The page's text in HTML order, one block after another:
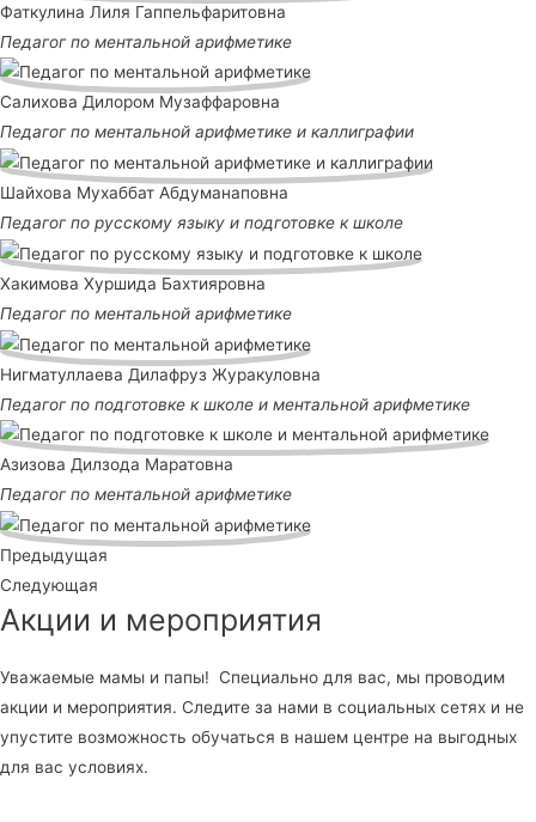
Фаткулина Лиля Гаппельфаритовна
Педагог по ментальной арифметике
Салихова Дилором Музаффаровна
Педагог по ментальной арифметике и каллиграфии
Шайхова Мухаббат Абдуманаповна
Педагог по русскому языку и подготовке к школе
Хакимова Хуршида Бахтияровна
Педагог по ментальной арифметике
Нигматуллаева Дилафруз Журакуловна
Педагог по подготовке к школе и ментальной арифметике
Азизова Дилзода Маратовна
Педагог по ментальной арифметике
Предыдущая
Следующая
Акции и мероприятия
Уважаемые мамы и папы! Специально для вас, мы проводим
акции и мероприятия. Следите за нами в социальных сетях и не
упустите возможность обучаться в нашем центре на выгодных
для вас условиях.